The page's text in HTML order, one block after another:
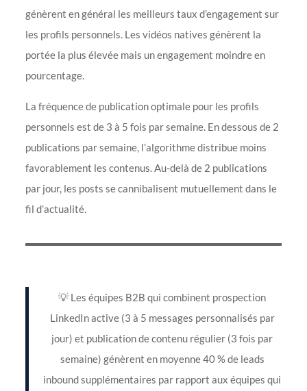
génèrent en général les meilleurs taux d’engagement sur
les profils personnels. Les vidéos natives génèrent la
portée la plus élevée mais un engagement moindre en
pourcentage.
La fréquence de publication optimale pour les profils
personnels est de 3 à 5 fois par semaine. En dessous de 2
publications par semaine, l’algorithme distribue moins
favorablement les contenus. Au-delà de 2 publications
par jour, les posts se cannibalisent mutuellement dans le
fil d’actualité.
💡 Les équipes B2B qui combinent prospection
LinkedIn active (3 à 5 messages personnalisés par
jour) et publication de contenu régulier (3 fois par
semaine) génèrent en moyenne 40 % de leads
inbound supplémentaires par rapport aux équipes qui